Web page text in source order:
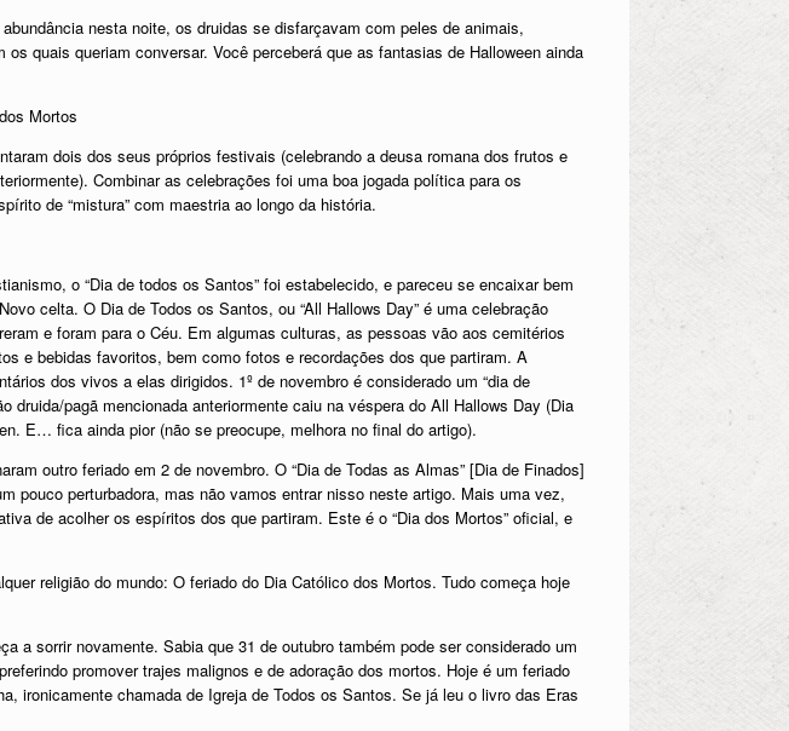
nesta noite, os druidas se disfarçavam com peles de animais,
quais queriam conversar. Você perceberá que as fantasias de Halloween ainda
Mortos
dois dos seus próprios festivais (celebrando a deusa romana dos frutos e
Combinar as celebrações foi uma boa jogada política para os
de “mistura” com maestria ao longo da história.
o “Dia de todos os Santos” foi estabelecido, e pareceu se encaixar bem
celta. O Dia de Todos os Santos, ou “All Hallows Day” é uma celebração
e foram para o Céu. Em algumas culturas, as pessoas vão aos cemitérios
e bebidas favoritos, bem como fotos e recordações dos que partiram. A
dos vivos a elas dirigidos. 1º de novembro é considerado um “dia de
pagã mencionada anteriormente caiu na véspera do All Hallows Day (Dia
E… fica ainda pior (não se preocupe, melhora no final do artigo).
outro feriado em 2 de novembro. O “Dia de Todas as Almas” [Dia de Finados]
pouco perturbadora, mas não vamos entrar nisso neste artigo. Mais uma vez,
de acolher os espíritos dos que partiram. Este é o “Dia dos Mortos” oficial, e
religião do mundo: O feriado do Dia Católico dos Mortos. Tudo começa hoje
a sorrir novamente. Sabia que 31 de outubro também pode ser considerado um
promover trajes malignos e de adoração dos mortos. Hoje é um feriado
ironicamente chamada de Igreja de Todos os Santos. Se já leu o livro das Eras